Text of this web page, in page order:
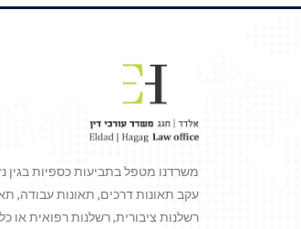
משרדנו מטפל בתביעות כספיות בגין
עקב תאונות דרכים, תאונות עבודה,
רשלנות ציבורית, רשלנות רפואית או